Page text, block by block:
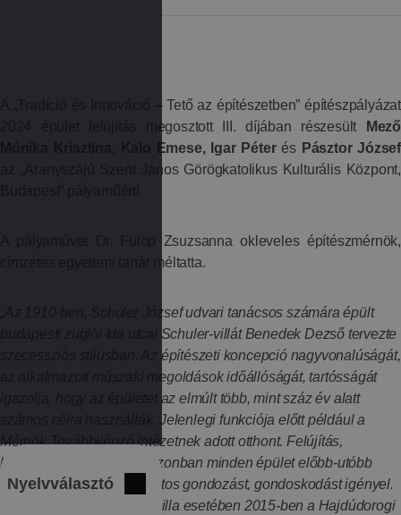
A „Tradíció és Innováció – Tető az építészetben” építészpályázat
2024 épület felújítás megosztott III. díjában részesült
Mező
Mónika Krisztina, Kalo Emese, Igar PéterésPásztor József
„Aranyszájú Szent János Görögkatolikus Kulturális Központ,
A pályaművet Dr. Fülöp Zsuzsanna okleveles építészmérnök,
címzetes egyetemi tanár méltatta.
„Az 1910-ben, Schuler József udvari tanácsos számára épült
budapesti zuglói Ida utcai Schuler-villát Benedek Dezső tervezte
szecessziós stílusban. Az építészeti koncepció nagyvonalúságát,
az alkalmazott műszaki megoldások időállóságát, tartósságát
igazolja, hogy az épületet az elmúlt több, mint száz év alatt
számos célra használták. Jelenlegi funkciója előtt például a
Mérnök Továbbképző Intézetnek adott otthont. Felújítás,
karbantartás hiányában azonban minden épület előbb-utóbb
tönkremegy, ezért folyamatos gondozást, gondoskodást igényel.
Ezt a feladatot a Schuler-villa esetében 2015-ben a Hajdúdorogi
Nyelvválasztó Bezár
International